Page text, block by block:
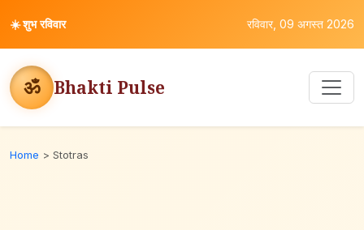
☀️शुभ रविवार रविवार, 09 अगस्त 2026
ॐ Bhakti Pulse
Home > Stotras